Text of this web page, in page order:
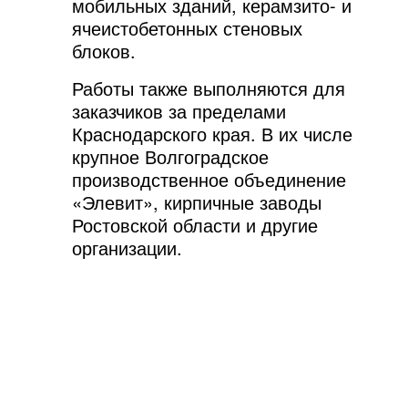
ячеистобетонных стеновых
блоков.
Работы также выполняются для
заказчиков за пределами
Краснодарского края. В их числе
крупное Волгоградское
производственное объединение
«Элевит», кирпичные заводы
Ростовской области и другие
организации.